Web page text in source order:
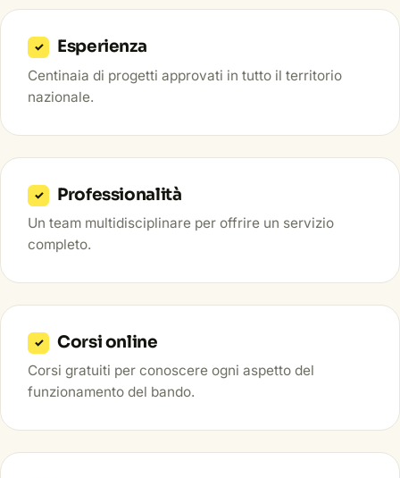
✓ Esperienza
Centinaia di progetti approvati in tutto il territorio
nazionale.
✓ Professionalità
Un team multidisciplinare per offrire un servizio
completo.
✓ Corsi online
Corsi gratuiti per conoscere ogni aspetto del
funzionamento del bando.